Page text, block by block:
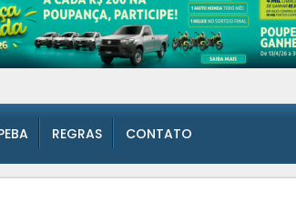
REGRAS CONTATO